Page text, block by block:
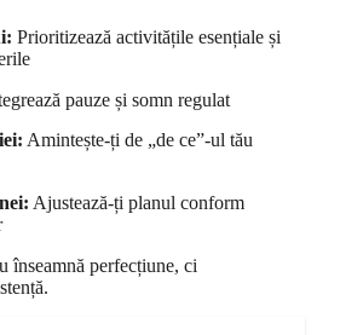
Prioritizează activitățile esențiale și
pauze și somn regulat
Amintește-ți de „de ce”-ul tău
Ajustează-ți planul conform
înseamnă perfecțiune, ci